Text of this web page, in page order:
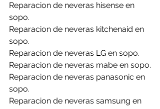
Reparacion de neveras hisense en
sopo.
Reparacion de neveras kitchenaid en
sopo.
Reparacion de neveras LG en sopo.
Reparacion de neveras mabe en sopo.
Reparacion de neveras panasonic en
sopo.
Reparacion de neveras samsung en